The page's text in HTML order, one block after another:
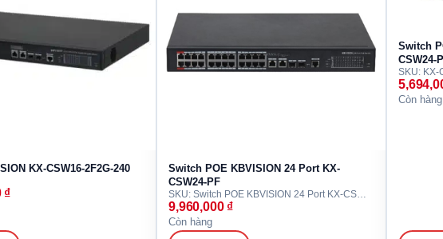
KX-CSW16-2F2G-240
₫
Switch POE KBVISION 24 Port KX-
CSW24-PF
SKU: Switch POE KBVISION 24 Port KX-CSW24-PF
9,960,000 ₫
Còn hàng
Switch
CSW24-
SKU: KX-
Còn hàng